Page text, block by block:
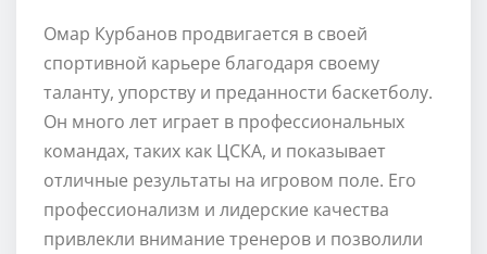
Омар Курбанов продвигается в своей
спортивной карьере благодаря своему
таланту, упорству и преданности баскетболу.
Он много лет играет в профессиональных
командах, таких как ЦСКА, и показывает
отличные результаты на игровом поле. Его
профессионализм и лидерские качества
привлекли внимание тренеров и позволили